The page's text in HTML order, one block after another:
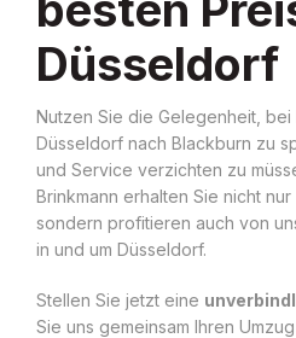
Düsseldorf
Nutzen Sie die Gelegenheit, bei
Düsseldorf nach Blackburn zu
und Service verzichten zu
Brinkmann erhalten Sie nicht nur
sondern profitieren auch von
in und um Düsseldorf.
Stellen Sie jetzt eine
Sie uns gemeinsam Ihren